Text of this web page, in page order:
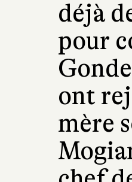
déjà
pour
ont
mère